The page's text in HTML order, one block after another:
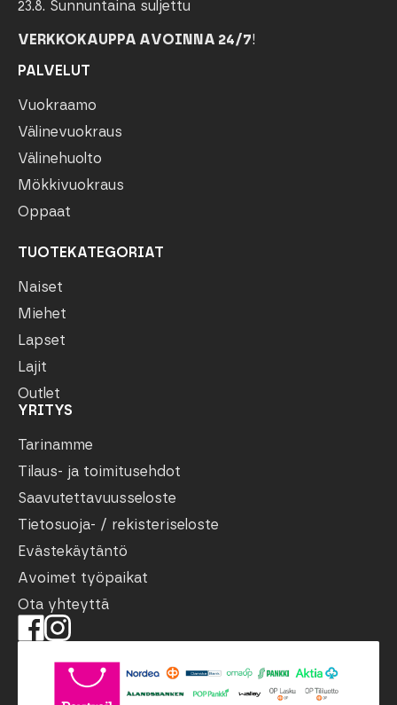
23.8. Sunnuntaina suljettu
VERKKOKAUPPA AVOINNA 24/7!
PALVELUT
Vuokraamo
Välinevuokraus
Välinehuolto
Mökkivuokraus
Oppaat
TUOTEKATEGORIAT
Naiset
Miehet
Lapset
Lajit
Outlet
YRITYS
Tarinamme
Tilaus- ja toimitusehdot
Saavutettavuusseloste
Tietosuoja- / rekisteriseloste
Evästekäytäntö
Avoimet työpaikat
Ota yhteyttä